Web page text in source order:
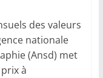
des valeurs
nationale
(Ansd) met
à